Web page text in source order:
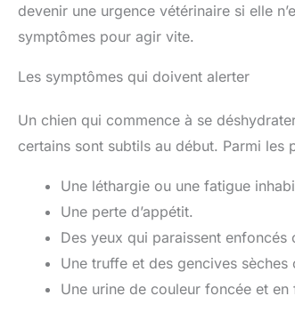
devenir une urgence vétérinaire si elle
symptômes pour agir vite.
Les symptômes qui doivent alerter
Un chien qui commence à se
certains sont subtils au début. Parmi les
Une léthargie ou une fatigue
Une perte d’appétit.
Des yeux qui paraissent enfoncés
Une truffe et des gencives sèches
Une urine de couleur foncée et en